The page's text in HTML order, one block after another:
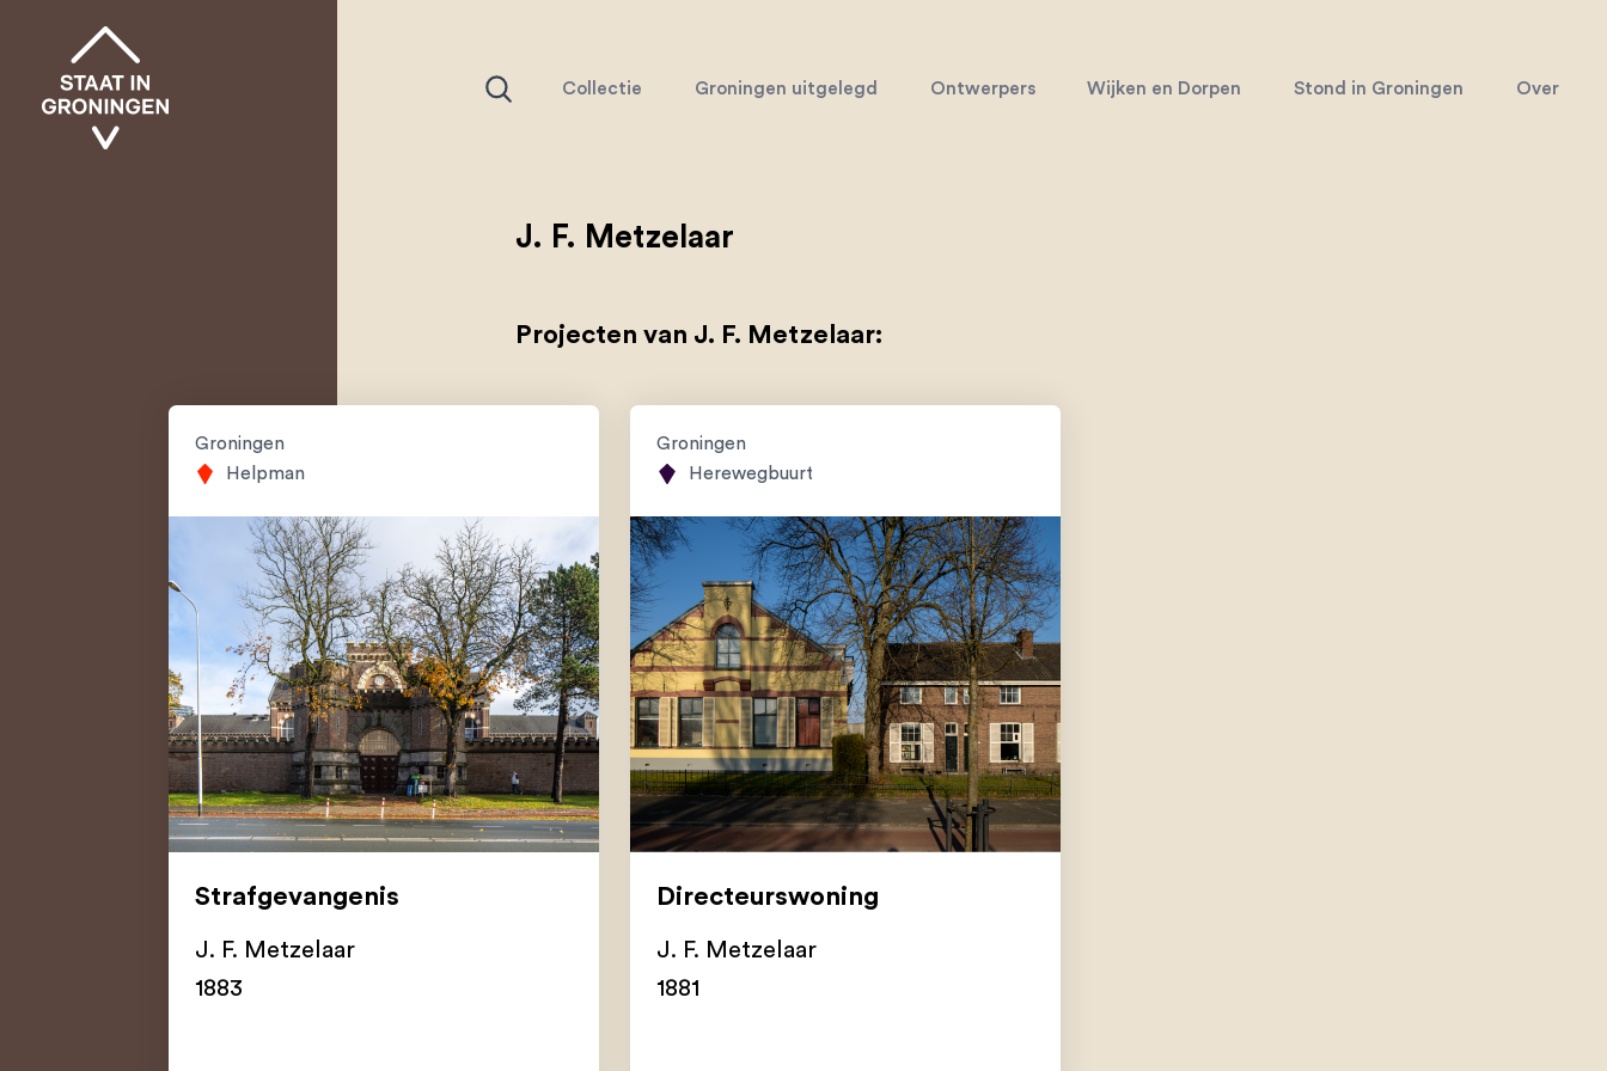
Collectie Groningen uitgelegd Ontwerpers Wijken en Dorpen Stond in Groningen Over
J. F. Metzelaar
Projecten van J. F. Metzelaar:
Groningen
Helpman
Strafgevangenis
J. F. Metzelaar
1883
Groningen
Herewegbuurt
Directeurswoning
J. F. Metzelaar
1881